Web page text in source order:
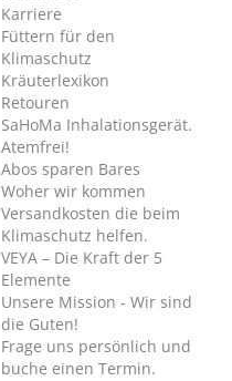
Karriere
Füttern für den
Klimaschutz
Kräuterlexikon
Retouren
SaHoMa Inhalationsgerät.
Atemfrei!
Abos sparen Bares
Woher wir kommen
Versandkosten die beim
Klimaschutz helfen.
VEYA – Die Kraft der 5
Elemente
Unsere Mission - Wir sind
die Guten!
Frage uns persönlich und
buche einen Termin.